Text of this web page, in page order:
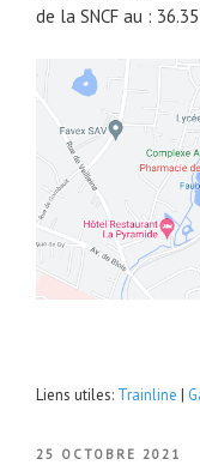
de la SNCF au : 36.35
Liens utiles: Trainline |
PUBLIÉ
25 OCTOBRE 2021